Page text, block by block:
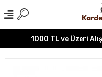
1000 TL ve Üzeri